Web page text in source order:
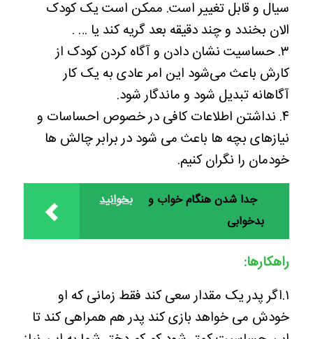
سیال و قابل تغییر است. ممکن است یک کودک
الان بخندد و چند دقیقه بعد گریه کند یا … .
۳. حساسیت نشان دادن و آگاه کردن کودک از
کارش باعث می‌شود این امر عادی به یک کار
آگاهانه تبدیل شود و ماندگار شود.
۴. نداشتن اطلاعات کافی در خصوص احساسات و
نیازهای بچه ها باعث می شود در برابر چالش ها
خودمان را نگران کنیم.
بخوانید
جدا شدن هنگام خواب و
بدخوابی
راهکارها:
۱.اگر پدر یک مقدار سعی کند فقط زمانی که او
خودش می خواهد بازی کند پدر هم همراهی کند تا